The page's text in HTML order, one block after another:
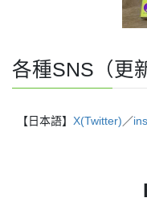
各種SNS（更
【日本語】 X(Twitter) ／